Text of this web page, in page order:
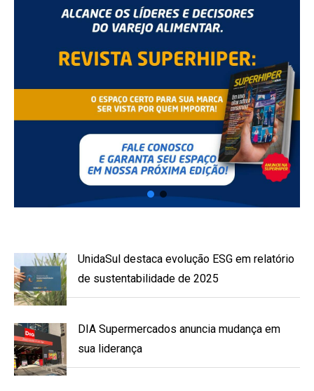
UnidaSul destaca evolução ESG em relatório
de sustentabilidade de 2025
DIA Supermercados anuncia mudança em
sua liderança